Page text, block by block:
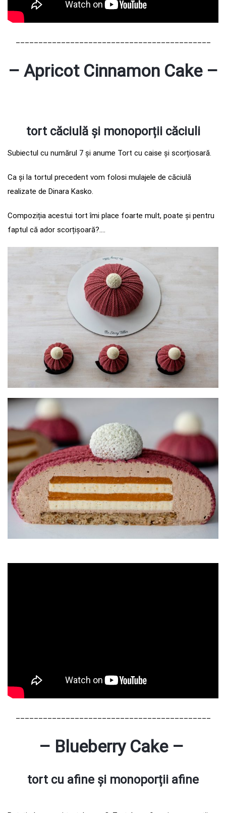
– Apricot Cinnamon Cake –
tort căciulă și monoporții căciuli
Subiectul cu numărul 7 și anume Tort cu caise și scorțiosară.
Ca și la tortul precedent vom folosi mulajele de căciulă
realizate de Dinara Kasko.
Compoziția acestui tort îmi place foarte mult, poate și pentru
faptul că ador scorțișoară?….
– Blueberry Cake –
tort cu afine și monoporții afine